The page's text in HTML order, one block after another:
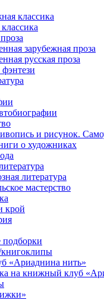
классика
зарубежная проза
русская проза
и рисунок.
о художниках
литература
мастерство
крой
подборки
«Ариаднина нить»
на книжный клуб